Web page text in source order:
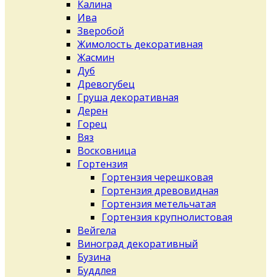
Калина
Ива
Зверобой
Жимолость декоративная
Жасмин
Дуб
Древогубец
Груша декоративная
Дерен
Горец
Вяз
Восковница
Гортензия
Гортензия черешковая
Гортензия древовидная
Гортензия метельчатая
Гортензия крупнолистовая
Вейгела
Виноград декоративный
Бузина
Буддлея